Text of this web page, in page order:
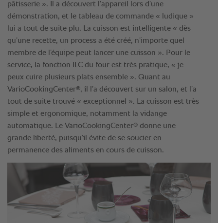
pâtisserie ». Il a découvert l’appareil lors d’une
démonstration, et le tableau de commande « ludique »
lui a tout de suite plu. La cuisson est intelligente « dès
qu’une recette, un process a été créé, n’importe quel
membre de l’équipe peut lancer une cuisson ». Pour le
service, la fonction ILC du four est très pratique, « je
peux cuire plusieurs plats ensemble ». Quant au
VarioCookingCenter®, il l’a découvert sur un salon, et l’a
tout de suite trouvé « exceptionnel ». La cuisson est très
simple et ergonomique, notamment la vidange
automatique. Le VarioCookingCenter® donne une
grande liberté, puisqu’il évite de se soucier en
permanence des aliments en cours de cuisson.